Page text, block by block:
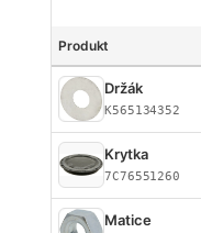
Produkt
Držák
K565134352
Krytka
7C76551260
Matice